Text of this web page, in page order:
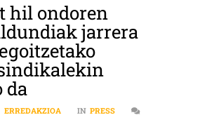
hil ondoren
jarrera
da
ERREDAKZIOA IN PRESS